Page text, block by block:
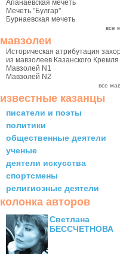
Апанаевская мечеть
Мечеть "Булгар"
Бурнаевская мечеть
все
мавзолеи
Историческая атрибутация
из мавзолеев Казанского Кремля
Мавзолей N1
Мавзолей N2
все
известные казанцы
писатели и поэты
политики
общественные деятели
ученые
деятели искусства
спортсмены
религиозные деятели
колонка авторов
Светлана
БЕССЧЕТНОВА